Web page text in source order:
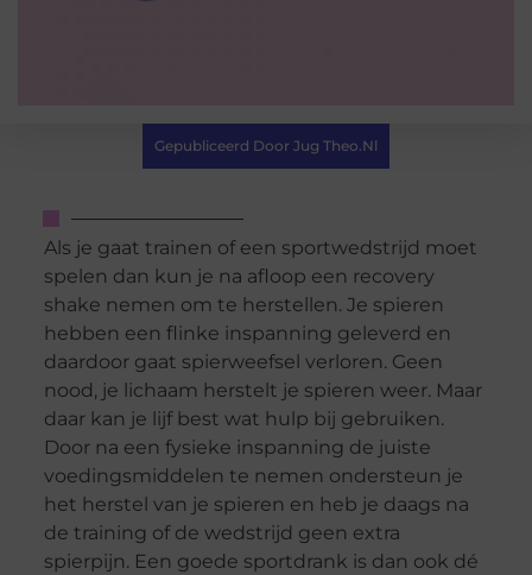
Gepubliceerd Door Jug Theo.nl
Als je gaat trainen of een sportwedstrijd moet
spelen dan kun je na afloop een recovery
shake nemen om te herstellen. Je spieren
hebben een flinke inspanning geleverd en
daardoor gaat spierweefsel verloren. Geen
nood, je lichaam herstelt je spieren weer. Maar
daar kan je lijf best wat hulp bij gebruiken.
Door na een fysieke inspanning de juiste
voedingsmiddelen te nemen ondersteun je
het herstel van je spieren en heb je daags na
de training of de wedstrijd geen extra
spierpijn. Een goede sportdrank is dan ook dé